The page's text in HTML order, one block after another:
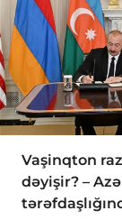
Vaşinqton
dəyişir? –